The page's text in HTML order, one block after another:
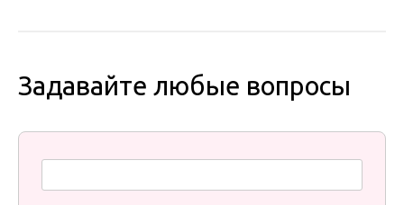
Задавайте любые вопросы